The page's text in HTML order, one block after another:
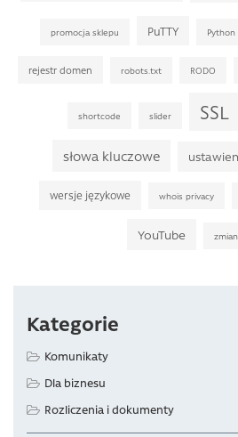
promocja sklepu PuTTY Python
rejestr domen robots.txt RODO
shortcode slider SSL
słowa kluczowe
wersje językowe whois privacy
YouTube
Kategorie
Komunikaty
Dla biznesu
Rozliczenia i dokumenty